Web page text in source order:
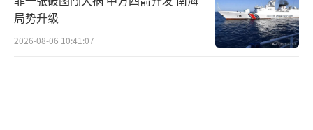
局势升级
2026-08-06 10:41:07